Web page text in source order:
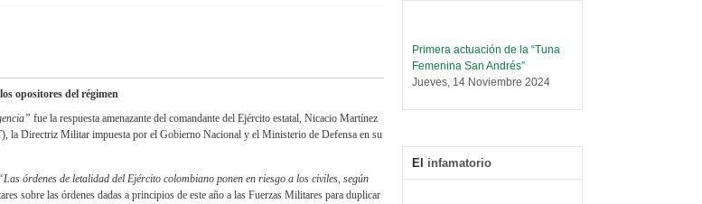
opositores del régimen
fue la respuesta amenazante del comandante del Ejército estatal, Nicacio Martínez
la Directriz Militar impuesta por el Gobierno Nacional y el Ministerio de Defensa en su
órdenes de letalidad del Ejército colombiano ponen en riesgo a los civiles, según
sobre las órdenes dadas a principios de este año a las Fuerzas Militares para duplicar
Primera actuación de la “Tuna
Femenina San Andrés”
Jueves, 14 Noviembre 2024
Leer Más...
tráfico de personas
El infamatorio